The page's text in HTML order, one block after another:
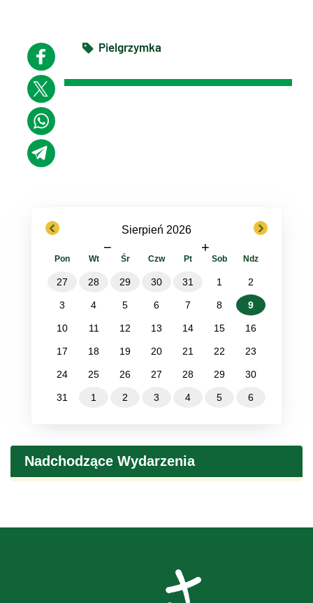
Pielgrzymka
previous Sierpień 2026
− +
next
Pon Wt Śr Czw Pt Sob Ndz
27 28 29 30 31 1 2
3 4 5 6 7 8 9
10 11 12 13 14 15 16
17 18 19 20 21 22 23
24 25 26 27 28 29 30
31 1 2 3 4 5 6
Nadchodzące Wydarzenia